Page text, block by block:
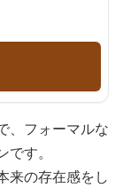
、フォーマルな
す。
来の存在感をし